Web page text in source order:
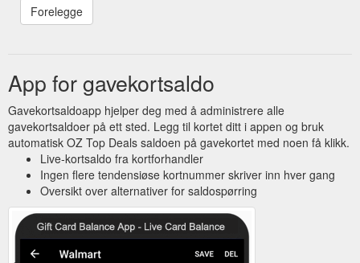
App for gavekortsaldo
Gavekortsaldoapp hjelper deg med å administrere alle
gavekortsaldoer på ett sted. Legg til kortet ditt i appen og bruk
automatisk OZ Top Deals saldoen på gavekortet med noen få klikk.
Live-kortsaldo fra kortforhandler
Ingen flere tendensiøse kortnummer skriver inn hver gang
Oversikt over alternativer for saldospørring